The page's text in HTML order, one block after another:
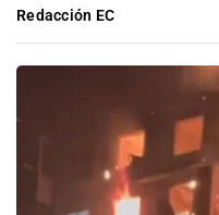
Redacción EC